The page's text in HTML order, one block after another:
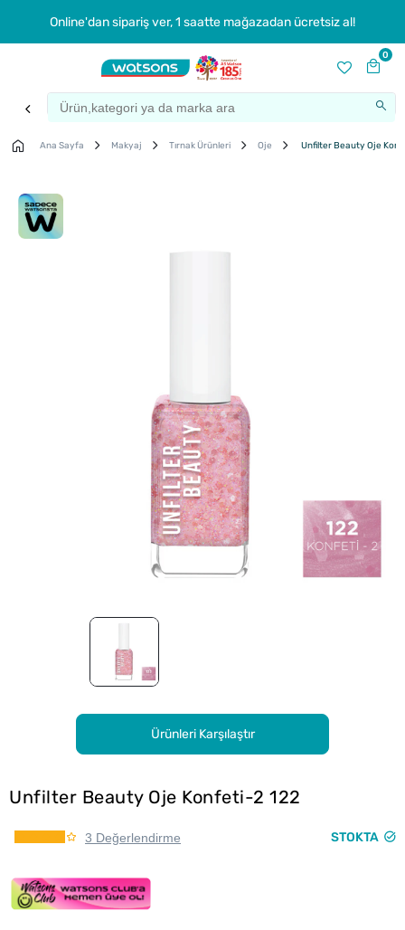
Online'dan sipariş ver, 1 saatte mağazadan ücretsiz al!
0
Ana Sayfa Makyaj Tırnak Ürünleri Oje Unfilter Beauty Oje
Ürünleri Karşılaştır
Unfilter Beauty Oje Konfeti-2 122
3 Değerlendirme STOKTA